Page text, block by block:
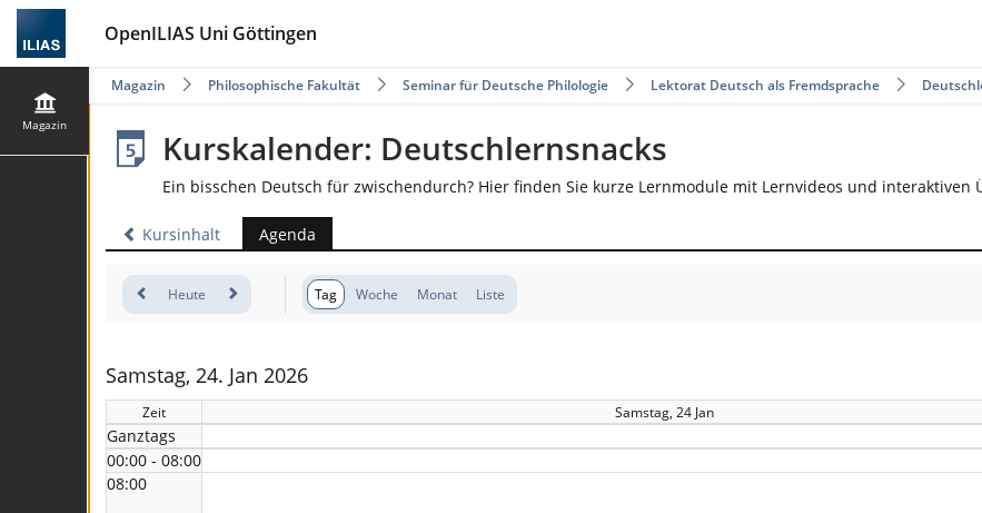
OpenILIAS Uni Göttingen
Magazin
Magazin Philosophische Fakultät Seminar für Deutsche Philologie Lektorat Deutsch als Fremdsprache
Kurskalender: Deutschlernsnacks
Ein bisschen Deutsch für zwischendurch? Hier finden Sie kurze Lernmodule mit Lernvideos und interaktiven
Kursinhalt Agenda
Heute Tag Woche Monat Liste
Samstag, 24. Jan 2026
Zeit Samstag, 24 Jan
Ganztags
00:00 - 08:00
08:00